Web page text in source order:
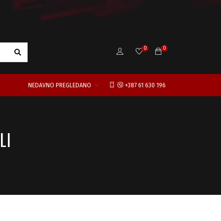
0
0
+387 61 630 196
NEDAVNO PREGLEDANO